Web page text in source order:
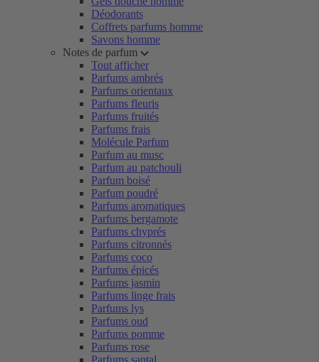
Déodorants
Coffrets parfums homme
Savons homme
Notes de parfum
Tout afficher
Parfums ambrés
Parfums orientaux
Parfums fleuris
Parfums fruités
Parfums frais
Molécule Parfum
Parfum au musc
Parfum au patchouli
Parfum boisé
Parfum poudré
Parfums aromatiques
Parfums bergamote
Parfums chyprés
Parfums citronnés
Parfums coco
Parfums épicés
Parfums jasmin
Parfums linge frais
Parfums lys
Parfums oud
Parfums pomme
Parfums rose
Parfums santal